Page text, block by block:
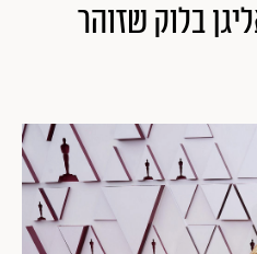
בלוק שזוהר